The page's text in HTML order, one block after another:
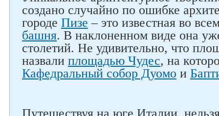
создано случайно по ошибке
городе Пизе – это известная во
башня. В наклоненном виде она
столетий. Не удивительно, что
назвали площадью Чудес, на
Кафедральный собор Дуомо и